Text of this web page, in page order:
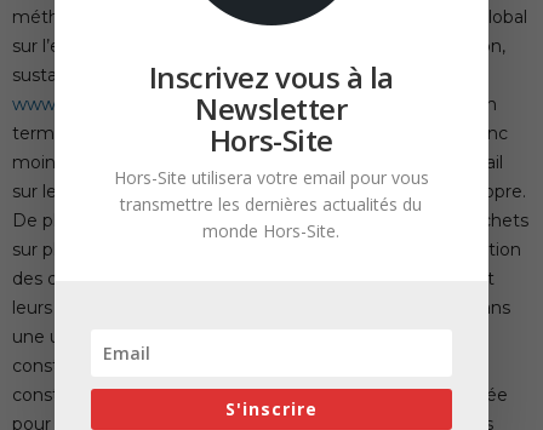
méthodes de construction hors site réduisent l’impact global
sur l’environnement d’au moins 40% (Offsite construction,
sustainability characterestics, June 2013
www.buildoffsite.com
). Il faut souligner l’énorme atout en
termes d’acheminent – moins de livraisons sur le site, donc
moins de bruit, de poussière et de perturbations. Le travail
sur le site s’avère aussi plus sûr, plus silencieux et plus propre.
De plus, les coûts d’enlèvement et d’élimination des déchets
sur place sont considérablement réduits grâce à la réduction
des déchets mis en décharge. La gestion des déchets et
leurs recyclages sont contrôlés de manière plus fiable dans
une usine qu’il ne l’est sur place. Sur les projets de
construction, de nombreux éléments sont répétitifs. La
constance de la qualité et des finitions est très recherchée
pour la réussite d’un projet. La construction Hors-site des
Inscrivez vous à la
Newsletter
Hors-Site
Hors-Site utilisera votre email pour vous
transmettre les dernières actualités du
monde Hors-Site.
S'inscrire